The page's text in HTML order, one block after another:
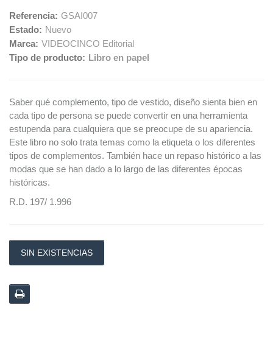
Referencia: GSAI007
Estado: Nuevo
Marca: VIDEOCINCO Editorial
Tipo de producto: Libro en papel
Saber qué complemento, tipo de vestido, diseño sienta bien en
cada tipo de persona se puede convertir en una herramienta
estupenda para cualquiera que se preocupe de su apariencia.
Este libro no solo trata temas como la etiqueta o los diferentes
tipos de complementos. También hace un repaso histórico a las
modas que se han dado a lo largo de las diferentes épocas
históricas.
R.D. 197/ 1.996
SIN EXISTENCIAS